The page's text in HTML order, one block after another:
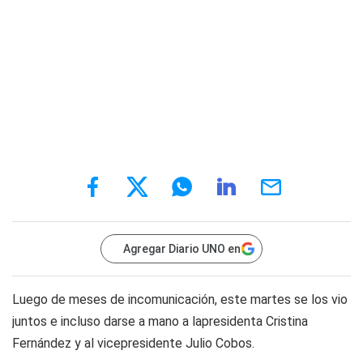
Agregar Diario UNO en
Luego de meses de incomunicación, este martes se los vio
juntos e incluso darse a mano a lapresidenta Cristina
Fernández y al vicepresidente Julio Cobos.